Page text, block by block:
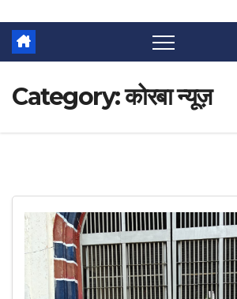
Category:कोरबा न्यूज़